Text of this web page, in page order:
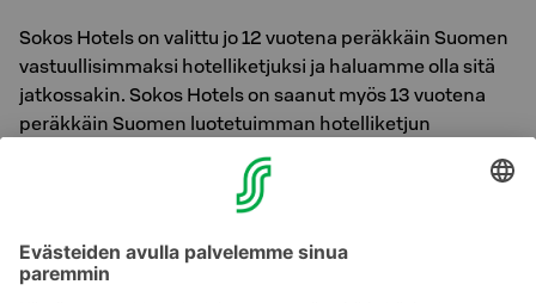
Sokos Hotels on valittu jo 12 vuotena peräkkäin Suomen
vastuullisimmaksi hotelliketjuksi ja haluamme olla sitä
jatkossakin. Sokos Hotels on saanut myös 13 vuotena
peräkkäin Suomen luotetuimman hotelliketjun
tunnustuksen. Kaikilla Suomen Sokos Hotelleilla Green
Key -tunnus merkkinä kestävän matkailun eteen
Ajankohtaiset tiedot hotelliemme esteettömistä
palveluista ovat saatavilla hotelliemme